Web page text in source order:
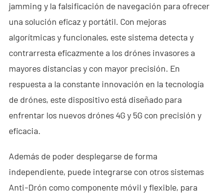
jamming y la falsificación de navegación para ofrecer
una solución eficaz y portátil. Con mejoras
algorítmicas y funcionales, este sistema detecta y
contrarresta eficazmente a los drónes invasores a
mayores distancias y con mayor precisión. En
respuesta a la constante innovación en la tecnología
de drónes, este dispositivo está diseñado para
enfrentar los nuevos drónes 4G y 5G con precisión y
eficacia.
Además de poder desplegarse de forma
independiente, puede integrarse con otros sistemas
Anti-Drón como componente móvil y flexible, para